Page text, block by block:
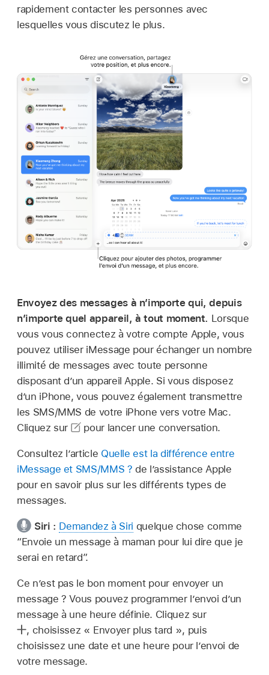
rapidement contacter les personnes avec
lesquelles vous discutez le plus.
Envoyez des messages à n’importe qui, depuis
n’importe quel appareil, à tout moment. Lorsque
vous vous connectez à votre compte Apple, vous
pouvez utiliser iMessage pour échanger un nombre
illimité de messages avec toute personne
disposant d’un appareil Apple. Si vous disposez
d’un iPhone, vous pouvez également transmettre
les SMS/MMS de votre iPhone vers votre Mac.
Cliquez sur
pour lancer une conversation.
Consultez l’article Quelle est la différence entre
iMessage et SMS/MMS ? de l’assistance Apple
pour en savoir plus sur les différents types de
messages.
Siri : Demandez à Siri quelque chose comme
“Envoie un message à maman pour lui dire que je
serai en retard”.
Ce n’est pas le bon moment pour envoyer un
message ? Vous pouvez programmer l’envoi d’un
message à une heure définie. Cliquez sur
, choisissez « Envoyer plus tard », puis
choisissez une date et une heure pour l’envoi de
votre message.